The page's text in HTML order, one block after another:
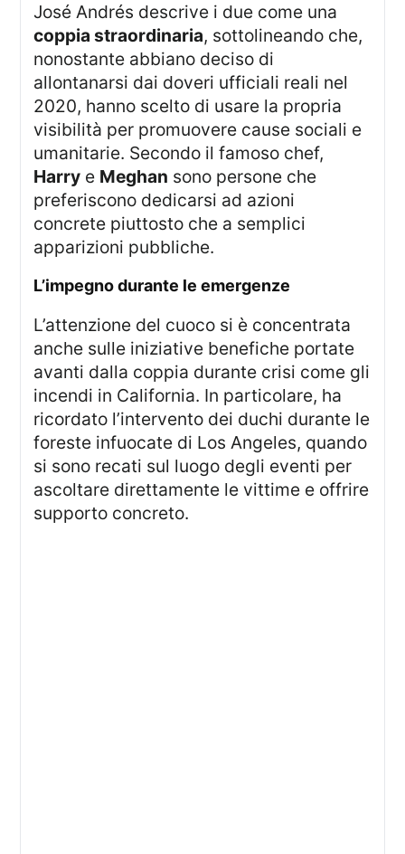
José Andrés descrive i due come una
coppia straordinaria, sottolineando che,
nonostante abbiano deciso di
allontanarsi dai doveri ufficiali reali nel
2020, hanno scelto di usare la propria
visibilità per promuovere cause sociali e
umanitarie. Secondo il famoso chef,
Harry e Meghan sono persone che
preferiscono dedicarsi ad azioni
concrete piuttosto che a semplici
apparizioni pubbliche.
l’impegno durante le emergenze
L’attenzione del cuoco si è concentrata
anche sulle iniziative benefiche portate
avanti dalla coppia durante crisi come gli
incendi in California. In particolare, ha
ricordato l’intervento dei duchi durante le
foreste infuocate di Los Angeles, quando
si sono recati sul luogo degli eventi per
ascoltare direttamente le vittime e offrire
supporto concreto.